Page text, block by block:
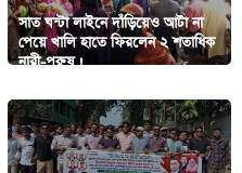
সাত ঘন্টা লাইনে দাঁড়িয়েও আটা না
পেয়ে খালি হাতে ফিরলেন ২ শতাধিক
নারী-পুরুষ !